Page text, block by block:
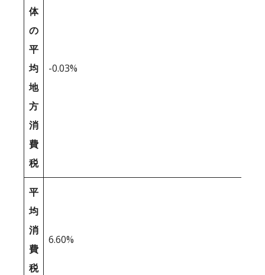
体
の
平
均
地
方
消
費
税
-0.03%
平
均
消
費
税
6.60%